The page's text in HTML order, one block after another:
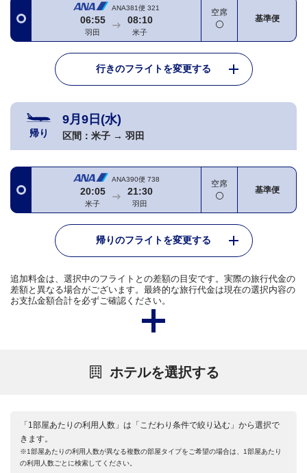
ANA381便 321
06:55
羽田
08:10
米子
空席
基準便
行きのフライトを変更する
帰り
9月9日(水)
区間： 米子 → 羽田
ANA390便 738
20:05
米子
21:30
羽田
空席
基準便
帰りのフライトを変更する
追加料金は、選択中のフライトとの差額の目安です。実際の旅行代金の
差額と異なる場合がございます。最終的な旅行代金は現在の選択内容の
お支払金額合計を必ずご確認ください。
ホテルを選択する
「1部屋あたりの利用人数」は「こだわり条件で絞り込む」から選択で
きます。
※1部屋あたりの利用人数が異なる複数の部屋タイプをご希望の場合は、1部屋あたり
の利用人数ごとに検索してください。